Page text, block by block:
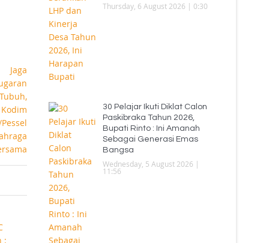
Thursday, 6 August 2026 | 0:30
30 Pelajar Ikuti Diklat Calon
Paskibraka Tahun 2026,
Bupati Rinto : Ini Amanah
Sebagai Generasi Emas
Bangsa
Wednesday, 5 August 2026 |
11:56